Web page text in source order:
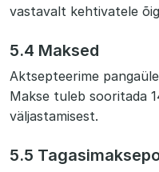
vastavalt kehtivatele
5.4 Maksed
Aktsepteerime
Makse tuleb sooritada
väljastamisest.
5.5